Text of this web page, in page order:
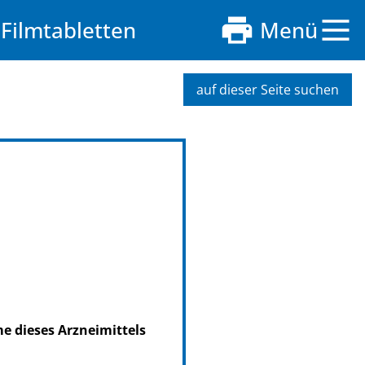
Menü
auf dieser Seite suchen
dieses Arzneimittels